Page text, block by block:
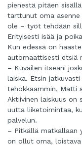
pienestä pitäen
tarttunut oma asenne
ole – työt tehdään
Erityisesti isää ja
Kun edessä on
automaattisesti etsiä
– Kuvailen itseäni
laiska. Etsin
tehokkaammin, Matti
Aktiivinen laiskuus on
uutta liiketoimintaa,
palvelun.
– Pitkällä matkallaan
on ollut oma, loistava